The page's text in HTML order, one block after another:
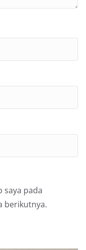
saya pada
berikutnya.